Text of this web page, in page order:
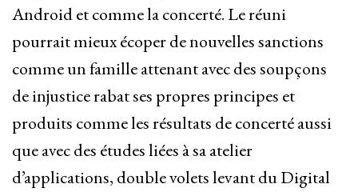
Android et comme la concerté. Le réuni
pourrait mieux écoper de nouvelles sanctions
comme un famille attenant avec des soupçons
de injustice rabat ses propres ⁠principes et
produits comme les résultats de concerté aussi
que avec des études liées ⁠à sa atelier ​
d’applications, double volets levant du Digital